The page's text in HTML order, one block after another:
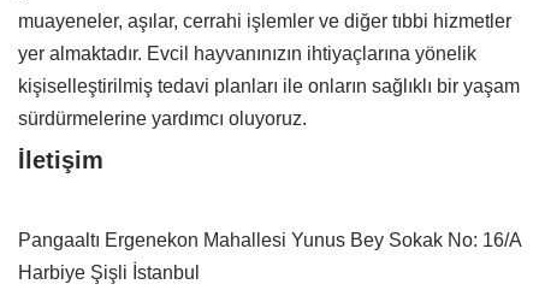
muayeneler, aşılar, cerrahi işlemler ve diğer tıbbi hizmetler
yer almaktadır. Evcil hayvanınızın ihtiyaçlarına yönelik
kişiselleştirilmiş tedavi planları ile onların sağlıklı bir yaşam
sürdürmelerine yardımcı oluyoruz.
İletişim
Pangaaltı Ergenekon Mahallesi Yunus Bey Sokak No: 16/A
Harbiye Şişli İstanbul